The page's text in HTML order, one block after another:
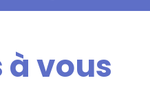
à vous